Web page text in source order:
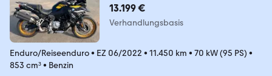
13.199 €
Verhandlungsbasis
Enduro/Reiseenduro• EZ 06/2022 • 11.450 km • 70 kW (95 PS) •
853 cm³• Benzin